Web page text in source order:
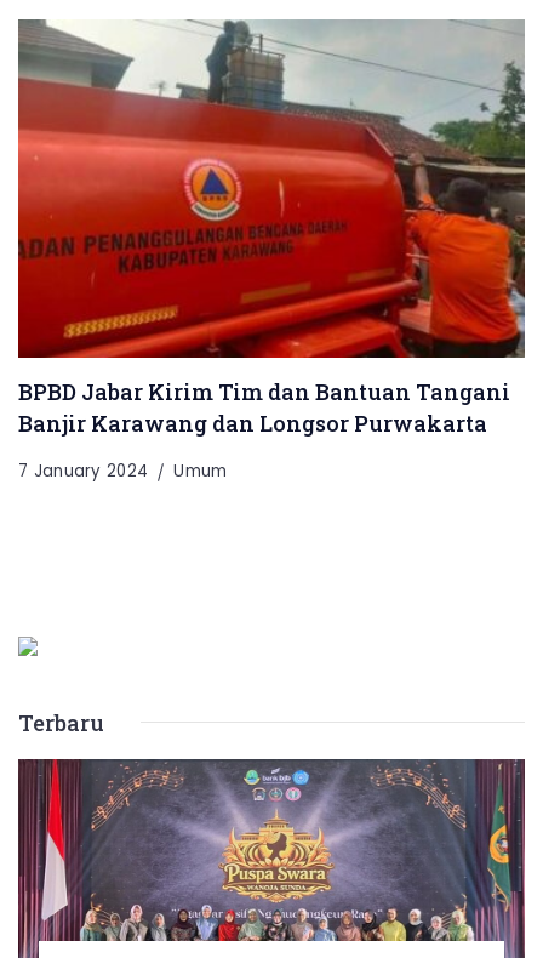
BPBD Jabar Kirim Tim dan Bantuan Tangani
Banjir Karawang dan Longsor Purwakarta
7 January 2024 Umum
Terbaru